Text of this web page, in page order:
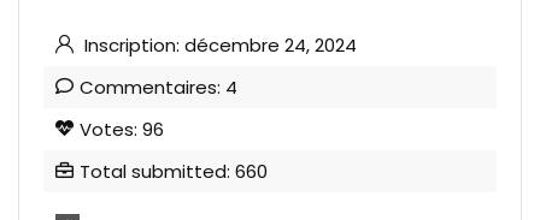
Inscription: décembre 24, 2024
Commentaires: 4
Votes: 96
Total submitted: 660